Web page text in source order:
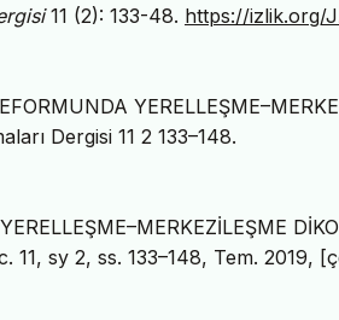
11 (2): 133-48. https://izlik.org/
Dergisi 11 2 133–148.
11, sy 2, ss. 133–148, Tem. 2019,